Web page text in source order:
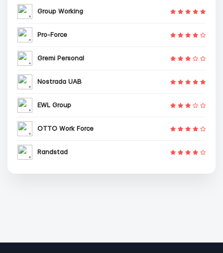
Group Working
Pro-Force
Gremi Personal
Nostrada UAB
EWL Group
OTTO Work Force
Randstad